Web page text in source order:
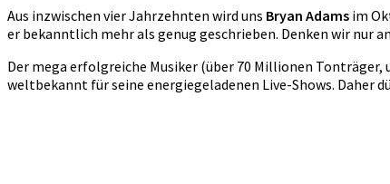
Aus inzwischen vier Jahrzehnten wird uns Bryan Adams im
er bekanntlich mehr als genug geschrieben. Denken wir nur
Der mega erfolgreiche Musiker (über 70 Millionen Tonträger,
weltbekannt für seine energiegeladenen Live-Shows. Daher